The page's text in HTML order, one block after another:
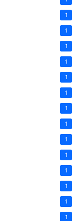
1
1
1
1
1
1
1
1
1
1
1
1
1
1